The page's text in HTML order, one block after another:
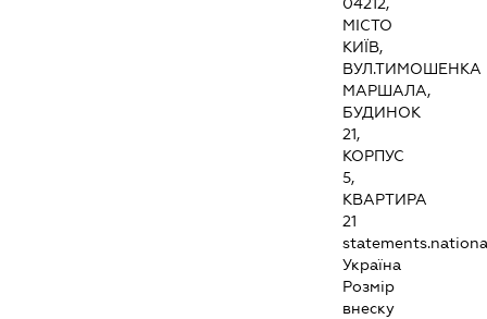
МІСТО
КИЇВ,
ВУЛ.ТИМОШЕНКА
МАРШАЛА,
БУДИНОК
21,
КОРПУС
5,
КВАРТИРА
21
Україна
Розмір
внеску